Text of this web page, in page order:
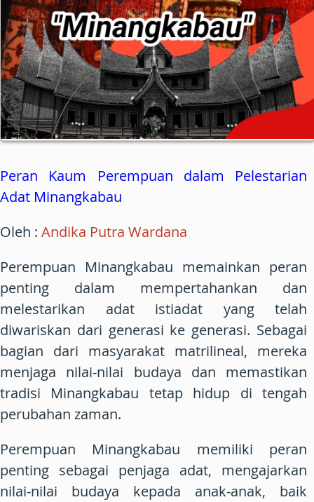
Peran Kaum Perempuan dalam Pelestarian
Adat Minangkabau
Oleh : Andika Putra Wardana
Perempuan Minangkabau memainkan peran
penting dalam mempertahankan dan
melestarikan adat istiadat yang telah
diwariskan dari generasi ke generasi. Sebagai
bagian dari masyarakat matrilineal, mereka
menjaga nilai-nilai budaya dan memastikan
tradisi Minangkabau tetap hidup di tengah
perubahan zaman.
Perempuan Minangkabau memiliki peran
penting sebagai penjaga adat, mengajarkan
nilai-nilai budaya kepada anak-anak, baik